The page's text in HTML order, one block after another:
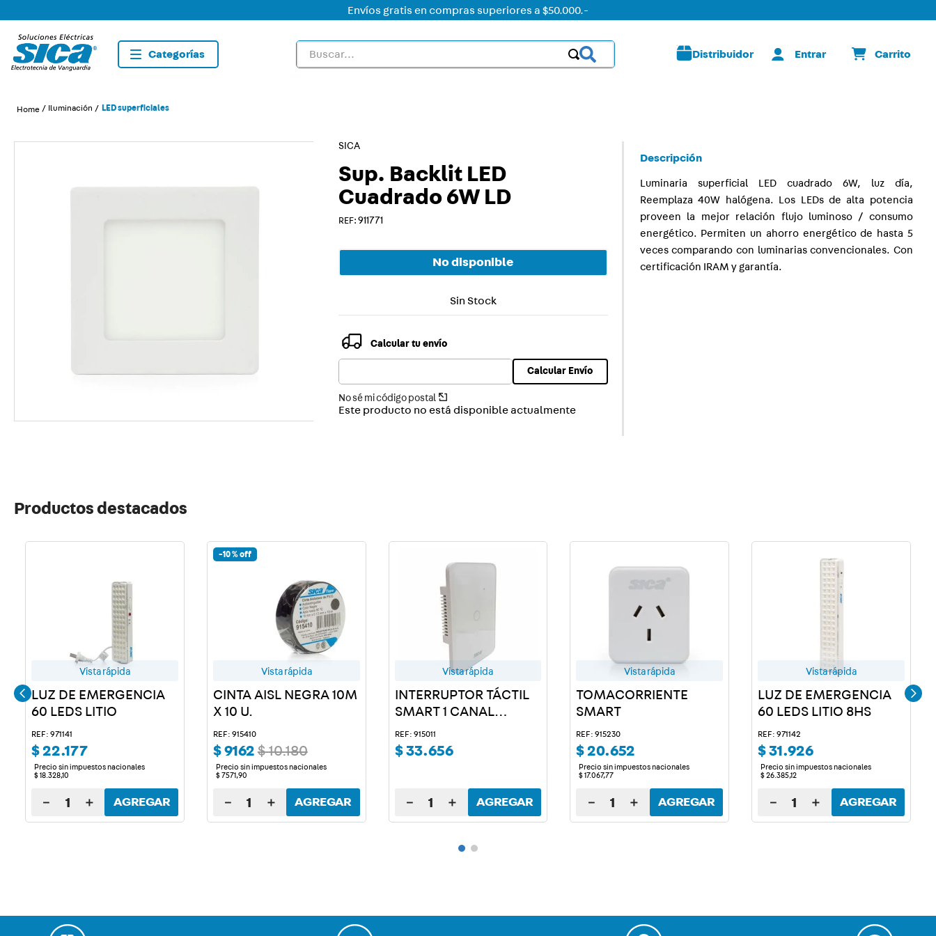
Envíos gratis en compras superiores a $50.000.-
Buscar...
Distribuidor
Iluminación LED superficiales
SICA
Sup. Backlit LED
Cuadrado 6W LD
: 911771
No disponible
Sin Stock
Calcular tu envío
No sé mi código postal
Calcular Envío
Este producto no está disponible actualmente
Descripción
Luminaria superficial LED cuadrado 6W, luz día,
Reemplaza 40W halógena. Los LEDs de alta potencia
proveen la mejor relación flujo luminoso / consumo
energético. Permiten un ahorro energético de hasta 5
veces comparando con luminarias convencionales. Con
certificación IRAM y garantía.
Productos destacados
Vista rápida
LUZ DE EMERGENCIA
60 LEDS LITIO
REF: 971141
$22.177
Precio sin impuestos nacionales
$18. 328,10
＋
－ AGREGAR
-10 %
Vista rápida
CINTA AISL NEGRA 10M
X 10 U.
REF: 915410
$9162 $10.180
Precio sin impuestos nacionales
$ 7571,90
＋
－ AGREGAR
Vista rápida
INTERRUPTOR TÁCTIL
SMART 1 CANAL
BLANCO
REF: 915011
$33.656
＋
－ AGREGAR
Vista rápida
TOMACORRIENTE
SMART
REF: 915230
$20.652
Precio sin impuestos nacionales
$ 17.067,77
＋
－ AGREGAR
Vista rápida
LUZ DE EMERGENCIA
60 LEDS LITIO 8HS
REF: 971142
$31.926
Precio sin impuestos nacionales
$26 .385,12
＋
－ AGREGAR